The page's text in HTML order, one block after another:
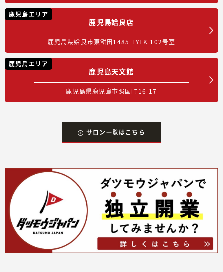
鹿児島エリア
鹿児島姶良店
鹿児島県姶良市東餅田1485 TYFK 102号室
鹿児島エリア
鹿児島天文館
鹿児島県鹿児島市照国町16-17
サロン一覧はこちら